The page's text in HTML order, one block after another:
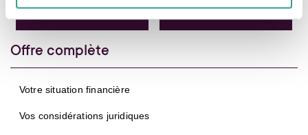
Offre complète
Votre situation financière
Vos considérations juridiques